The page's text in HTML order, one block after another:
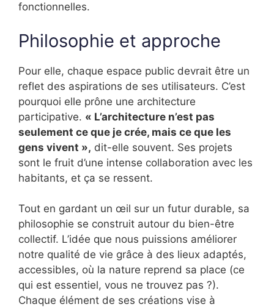
fonctionnelles.
Philosophie et approche
Pour elle, chaque espace public devrait être un
reflet des aspirations de ses utilisateurs. C’est
pourquoi elle prône une architecture
participative. « L’architecture n’est pas
seulement ce que je crée, mais ce que les
gens vivent », dit-elle souvent. Ses projets
sont le fruit d’une intense collaboration avec les
habitants, et ça se ressent.
Tout en gardant un œil sur un futur durable, sa
philosophie se construit autour du bien-être
collectif. L’idée que nous puissions améliorer
notre qualité de vie grâce à des lieux adaptés,
accessibles, où la nature reprend sa place (ce
qui est essentiel, vous ne trouvez pas ?).
Chaque élément de ses créations vise à